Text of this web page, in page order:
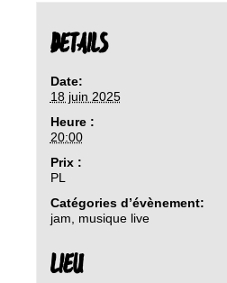
DETAILS
Date:
18 juin 2025
Heure :
20:00
Prix :
PL
Catégories d’évènement:
jam
musique live
LIEU